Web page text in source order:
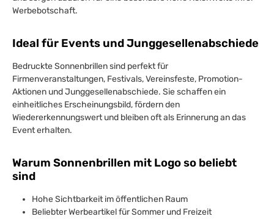
Werbebotschaft.
Ideal für Events und Junggesellenabschiede
Bedruckte Sonnenbrillen sind perfekt für
Firmenveranstaltungen, Festivals, Vereinsfeste, Promotion-
Aktionen und Junggesellenabschiede. Sie schaffen ein
einheitliches Erscheinungsbild, fördern den
Wiedererkennungswert und bleiben oft als Erinnerung an das
Event erhalten.
Warum Sonnenbrillen mit Logo so beliebt
sind
Hohe Sichtbarkeit im öffentlichen Raum
Beliebter Werbeartikel für Sommer und Freizeit